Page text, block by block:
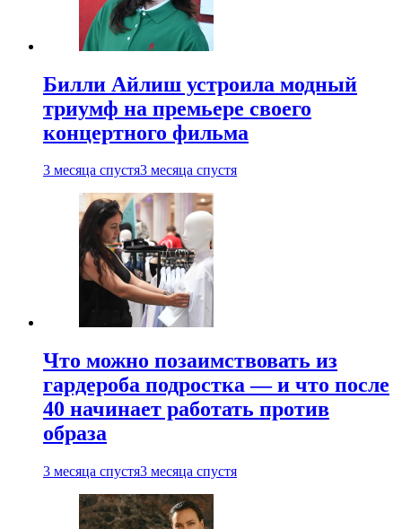
Билли Айлиш устроила модный
триумф на премьере своего
концертного фильма
3 месяца спустя3 месяца спустя
Что можно позаимствовать из
гардероба подростка — и что после
40 начинает работать против
образа
3 месяца спустя3 месяца спустя